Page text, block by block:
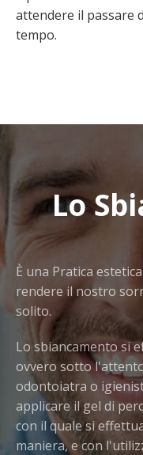
attendere il passare
tempo.
Lo
È una Pratica
rendere il nostro
solito.
Lo sbiancamento si
ovvero sotto
odontoiatra o
applicare il gel di
con il quale si
maniera, e con